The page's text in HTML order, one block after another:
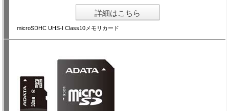
詳細はこちら
microSDHC UHS-I Class10メモリカード